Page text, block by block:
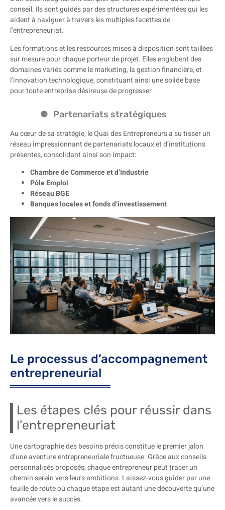
conseil. Ils sont guidés par des structures expérimentées qui les
aident à naviguer à travers les multiples facettes de
l’entrepreneuriat.
Les formations et les ressources mises à disposition sont taillées
sur mesure pour chaque porteur de projet. Elles englobent des
domaines variés comme le marketing, la gestion financière, et
l’innovation technologique, constituant ainsi une solide base
pour toute entreprise désireuse de progresser.
Partenariats stratégiques
Au cœur de sa stratégie, le Quai des Entrepreneurs a su tisser un
réseau impressionnant de partenariats locaux et d’institutions
présentes, consolidant ainsi son impact:
Chambre de Commerce et d’Industrie
Pôle Emploi
Réseau BGE
Banques locales et fonds d’investissement
Le processus d’accompagnement
entrepreneurial
Les étapes clés pour réussir dans
l’entrepreneuriat
Une cartographie des besoins précis constitue le premier jalon
d’une aventure entrepreneuriale fructueuse. Grâce aux conseils
personnalisés proposés, chaque entrepreneur peut tracer un
chemin serein vers leurs ambitions. Laissez-vous guider par une
feuille de route où chaque étape est autant une découverte qu’une
avancée vers le succès.